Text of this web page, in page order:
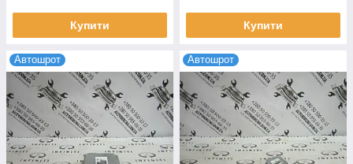
Купити Купити
Автошрот Автошрот